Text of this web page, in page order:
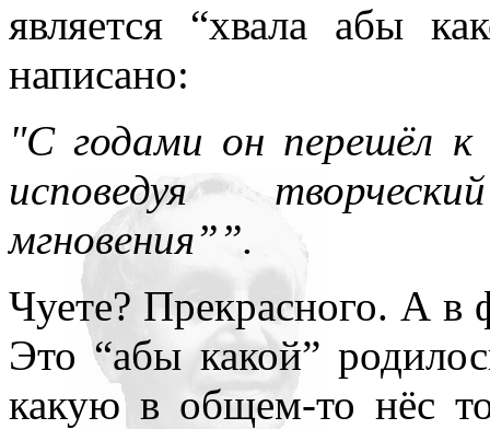
является “хвала абы
написано:
"С годами он перешёл к
исповедуя
мгновения””.
Чуете? Прекрасного. А в
Это “абы какой”
какую в общем-то нёс